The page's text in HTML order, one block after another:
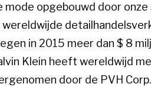
mode opgebouwd door onze
in 2015 meer dan $ 8
Klein heeft wereldwijd
door de PVH Corp.